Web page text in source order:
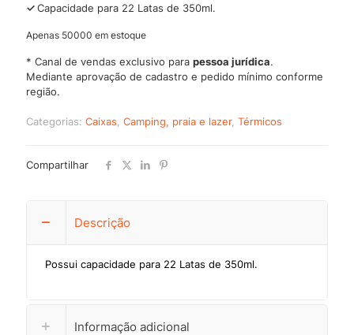
✓Capacidade para 22 Latas de 350ml.
Apenas 50000 em estoque
* Canal de vendas exclusivo para pessoa jurídica.
Mediante aprovação de cadastro e pedido mínimo conforme
região.
Categorias: Caixas Camping, praia e lazer, Térmicos
Compartilhar
Descrição
Possui capacidade para 22 Latas de 350ml.
Informação adicional